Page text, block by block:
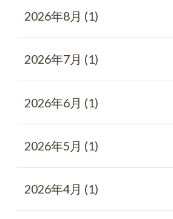
2026年8月 (1)
2026年7月 (1)
2026年6月 (1)
2026年5月 (1)
2026年4月 (1)